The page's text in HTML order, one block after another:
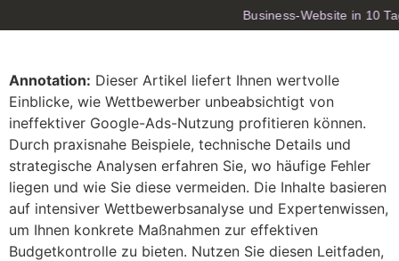
Business-Website in 10
Annotation: Dieser Artikel liefert Ihnen wertvolle
Einblicke, wie Wettbewerber unbeabsichtigt von
ineffektiver Google-Ads-Nutzung profitieren können.
Durch praxisnahe Beispiele, technische Details und
strategische Analysen erfahren Sie, wo häufige Fehler
liegen und wie Sie diese vermeiden. Die Inhalte basieren
auf intensiver Wettbewerbsanalyse und Expertenwissen,
um Ihnen konkrete Maßnahmen zur effektiven
Budgetkontrolle zu bieten. Nutzen Sie diesen Leitfaden,